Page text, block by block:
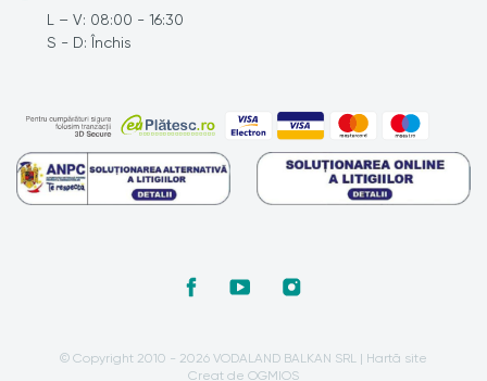
L – V: 08:00 - 16:30
S - D: Închis
© Copyright 2010 - 2026 VODALAND BALKAN SRL | Hartă site
Creat de OGMIOS